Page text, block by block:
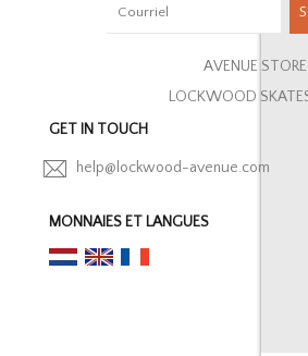
AVENUE STORE
LOCKWOOD
GET IN TOUCH
help@lockwood-avenue.com
MONNAIES ET LANGUES